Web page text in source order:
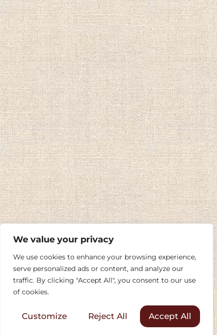
We value your privacy
We use cookies to enhance your browsing experience,
serve personalized ads or content, and analyze our
traffic. By clicking "Accept All", you consent to our use
of cookies.
Customize Reject All Accept All